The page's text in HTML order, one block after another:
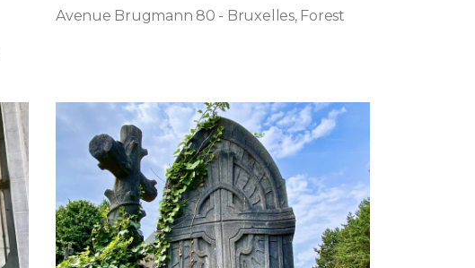
Avenue Brugmann 80 - Bruxelles, Forest